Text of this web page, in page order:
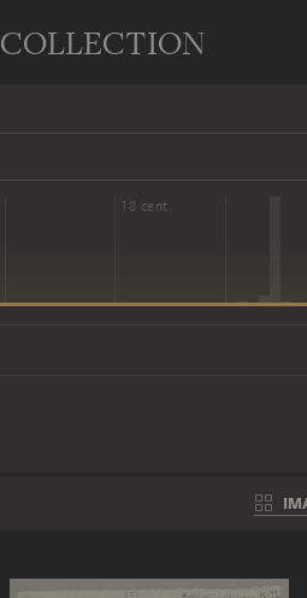
COLLECTION
18 cent.